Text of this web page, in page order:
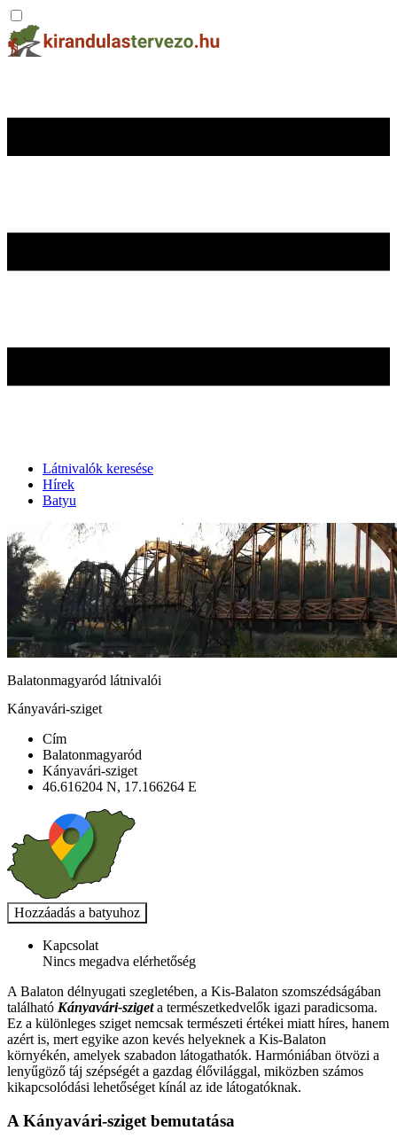
Látnivalók keresése
Hírek
Batyu
Balatonmagyaród látnivalói
Kányavári-sziget
Cím
Balatonmagyaród
Kányavári-sziget
46.616204 N, 17.166264 E
Kapcsolat
Nincs megadva elérhetőség
A Balaton délnyugati szegletében, a Kis-Balaton szomszédságában
található Kányavári-szigeta természetkedvelők igazi paradicsoma.
Ez a különleges sziget nemcsak természeti értékei miatt híres, hanem
azért is, mert egyike azon kevés helyeknek a Kis-Balaton
környékén, amelyek szabadon látogathatók. Harmóniában ötvözi a
lenyűgöző táj szépségét a gazdag élővilággal, miközben számos
kikapcsolódási lehetőséget kínál az ide látogatóknak.
A Kányavári-sziget bemutatása